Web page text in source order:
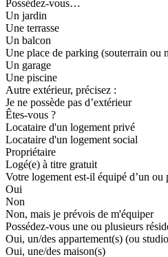
Possédez-vous…
Un jardin
Une terrasse
Un balcon
Une place de parking (souterrain ou
Un garage
Une piscine
Autre extérieur, précisez :
Je ne possède pas d’extérieur
Êtes-vous ?
Locataire d'un logement privé
Locataire d'un logement social
Propriétaire
Logé(e) à titre gratuit
Votre logement est-il équipé d’un ou
Oui
Non
Non, mais je prévois de m'équiper
Possédez-vous une ou plusieurs
Oui, un/des appartement(s) (ou
Oui, une/des maison(s)